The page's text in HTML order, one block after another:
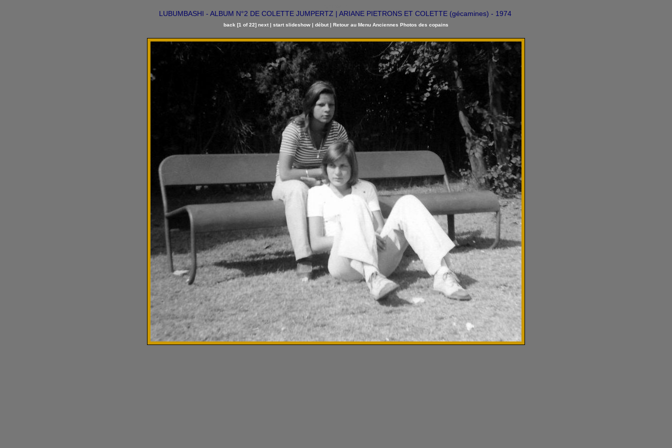
LUBUMBASHI - ALBUM N°2 DE COLETTE JUMPERTZ | ARIANE PIETRONS ET COLETTE (gécamines) - 1974
back [1 of 22] next | start slideshow | début | Retour au Menu Anciennes Photos des copains